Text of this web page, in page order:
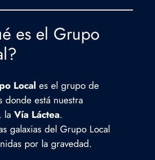
es el Grupo
Local es el grupo de
donde está nuestra
la Vía Láctea.
galaxias del Grupo Local
por la gravedad.